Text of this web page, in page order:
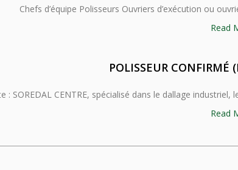
Chefs d’équipe Polisseurs Ouvriers d’exécution ou
Read
POLISSEUR CONFIRMÉ
: SOREDAL CENTRE, spécialisé dans le dallage
Read